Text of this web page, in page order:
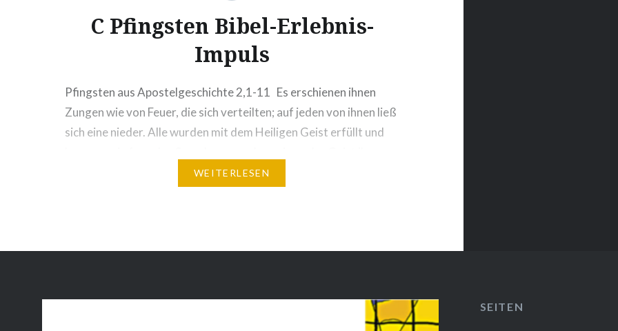
C Pfingsten Bibel-Erlebnis-
Impuls
Pfingsten aus Apostelgeschichte 2,1-11 Es erschienen ihnen
Zungen wie von Feuer, die sich verteilten; auf jeden von ihnen ließ
sich eine nieder. Alle wurden mit dem Heiligen Geist erfüllt und
eingab. In der Zeit zwischen Himmelfahrt und Pfingsten beten
die Kirche die -Pfingstnovene-…
WEITERLESEN
SEITEN